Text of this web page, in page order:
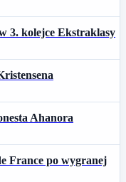
3. kolejce Ekstraklasy
Ahanora
France po wygranej